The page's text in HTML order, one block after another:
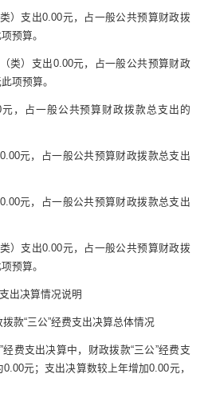
）支出0.00元，占一般公共预算财政拨
预算。
类）支出0.00元，占一般公共预算财政
项预算。
元 ，占一般公共预算财政拨款总支出的
0.00元，占一般公共预算财政拨款总支出
0.00元，占一般公共预算财政拨款总支出
）支出0.00元，占一般公共预算财政拨
预算。
出决算情况说明
拨款“三公”经费支出决算总体情况
”经费支出决算中，财政拨款“三公”经费支
0.00元； 支出决算数较上年增加0.00元，